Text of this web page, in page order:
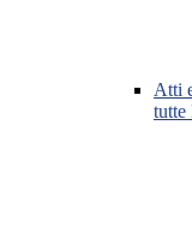
Atti
tutte